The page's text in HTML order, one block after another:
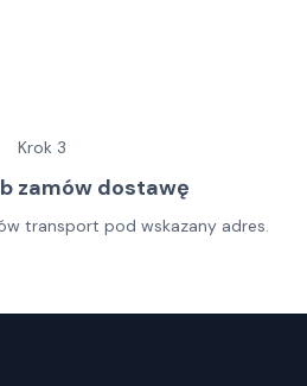
Krok 3
zamów dostawę
transport pod wskazany adres.